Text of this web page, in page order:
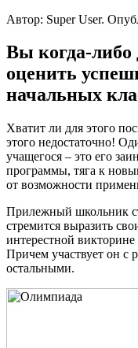
Автор: Super User.
Вы когда-либо
оценить
начальных
Хватит ли для этого
этого недостаточно!
учащегося – это его
программы, тяга к
от возможности
Прилежный школьник
стремится выразить
интерестной
Причем участвует он с
остальными.